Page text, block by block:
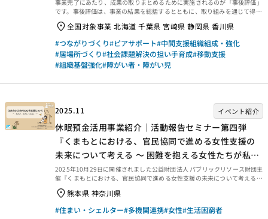
事業完了にあたり、成果の取りまとめるために実施されるのが「事後評価」
です。事後評価は、事業の結果を総括するとともに、取り組みを通じて得ら
れた学びを今後に生かせるよう、提言や知見・教訓を整理するために行われ
ます。今回は、2025年3月末に事業完了した2021年度通常枠【盲ろう者の
地域団体の創業支援事業｜全国盲ろう者協会［21年度通常枠］】の事後評
価報告書をご紹介します。ぜひご覧ください。 事業概要等 事業概要など
は、以下のページからご覧ください。 事後評価報告 事後評価報告書は、以
下の外部リンクからご覧ください。 ・資金分配団体 ・実行団体 【事業
全国対象事業 北海道 千葉県 宮崎県 静岡県 香川県
#つながりづくり#ピアサポート#中間支援組織組成・強化
#居場所づくり#社会課題解決の担い手育成#移動支援
#組織基盤強化#障がい者・障がい児
2025.11 イベント紹介
休眠預金活用事業紹介｜活動報告セミナー第四弾
『くまもとにおける、官民協同で進める女性支援の
未来について考える ～ 困難を抱える女性たちが私ら
しく生きていくために ～』｜成果報告会
2025年10月29日に開催されました公益財団法人 パブリックリソース財団主
催『くまもとにおける、官民協同で進める女性支援の未来について考える
～ 困難を抱える女性たちが私らしく生きていくために ～』の動画をご紹介
します。NPO法人さくらんぼ 理事 内山 博子 氏による活動報告「困難な問題
を抱える女性の包括的自立支援事業」実施から見えた成果と課題、パネルデ
ィスカッションとして『全国の女性の自立支援の傾向と、くまもとの女性の
熊本県 神奈川県
#住まい・シェルター#多機関連携#女性#生活困窮者